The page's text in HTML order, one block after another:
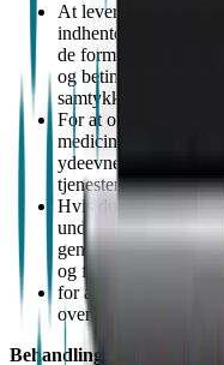
At levere tjenesterne
indhenter dette
de formål, der er
og betingelserne. Se
samtykke.
For at overholde
medicinsk udstyr til
ydeevne og
tjenester, herunder
Hvis du giver dit
undersøgelser og
gennem
og forbedre vores
for at forsvare eller
overholde andre
Behandling baseret på dit